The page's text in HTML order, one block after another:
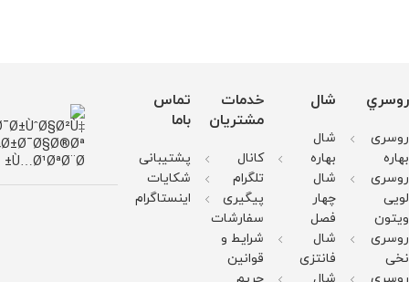
روسري
روسری
بهاره
روسری
لویی
ویتون
روسری
نخی
شال
شال
بهاره
شال
چهار
فصل
شال
فانتزی
خدمات
مشتریان
کانال
تلگرام
پیگیری
سفارشات
شرایط و
قوانین
تماس
باما
پشتیبانی
شکایات
اینستاگرام